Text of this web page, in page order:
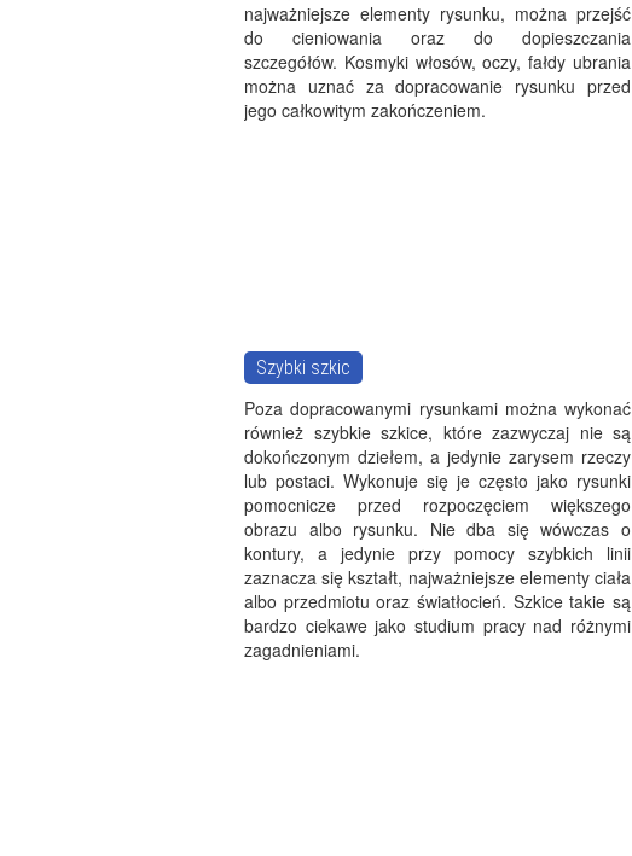
najważniejsze elementy rysunku, można przejść
do cieniowania oraz do dopieszczania
szczegółów. Kosmyki włosów, oczy, fałdy ubrania
można uznać za dopracowanie rysunku przed
jego całkowitym zakończeniem.
Szybki szkic
Poza dopracowanymi rysunkami można wykonać
również szybkie szkice, które zazwyczaj nie są
dokończonym dziełem, a jedynie zarysem rzeczy
lub postaci. Wykonuje się je często jako rysunki
pomocnicze przed rozpoczęciem większego
obrazu albo rysunku. Nie dba się wówczas o
kontury, a jedynie przy pomocy szybkich linii
zaznacza się kształt, najważniejsze elementy ciała
albo przedmiotu oraz światłocień. Szkice takie są
bardzo ciekawe jako studium pracy nad różnymi
zagadnieniami.